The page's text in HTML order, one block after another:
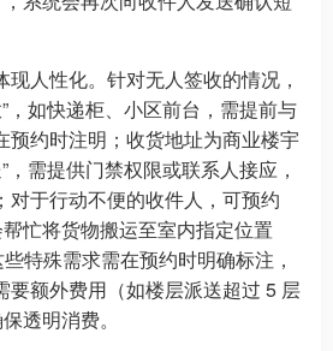
人性化。针对无人签收的情况，
，如快递柜、小区前台，需提前与
预约时注明；收货地址为商业楼宇
，需提供门禁权限或联系人接应，
对于行动不便的收件人，可预约
忙将货物搬运至室内指定位置
些特殊需求需在预约时明确标注，
要额外费用（如楼层派送超过 5 层
透明消费。